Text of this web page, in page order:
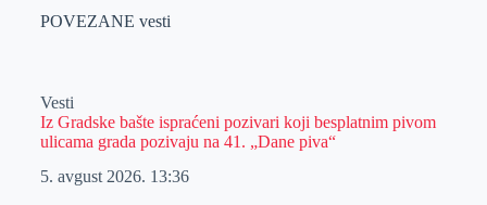
POVEZANE vesti
Vesti
Iz Gradske bašte ispraćeni pozivari koji besplatnim pivom
ulicama grada pozivaju na 41. „Dane piva“
5. avgust 2026. 13:36